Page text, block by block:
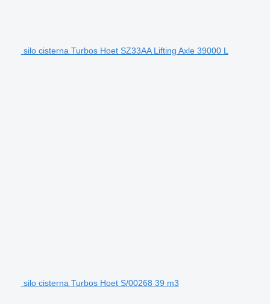
silo cisterna Turbos Hoet SZ33AA Lifting Axle 39000 L
silo cisterna Turbos Hoet S/00268 39 m3